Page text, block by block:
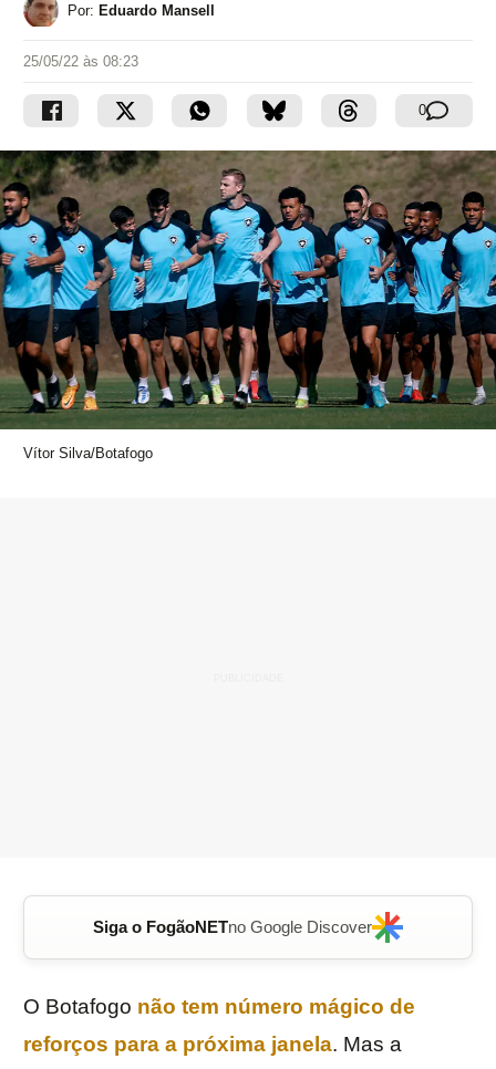
Por: Eduardo Mansell
25/05/22 às 08:23
0
Vítor Silva/Botafogo
Siga o FogãoNETno Google Discover
O Botafogo não tem número mágico de
reforços para a próxima janela. Mas a